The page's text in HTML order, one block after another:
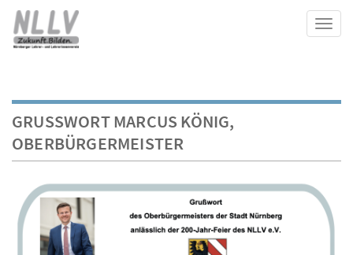
GRUSSWORT MARCUS KÖNIG, O
BERBÜRGERMEISTER